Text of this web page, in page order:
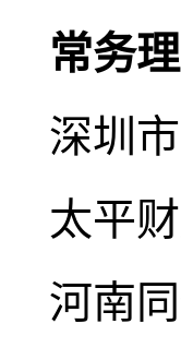
常务
深圳
太平
河南